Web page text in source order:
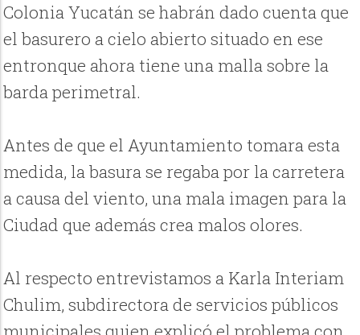
Colonia Yucatán se habrán dado cuenta que
el basurero a cielo abierto situado en ese
entronque ahora tiene una malla sobre la
barda perimetral.
Antes de que el Ayuntamiento tomara esta
medida, la basura se regaba por la carretera
a causa del viento, una mala imagen para la
Ciudad que además crea malos olores.
Al respecto entrevistamos a Karla Interiam
Chulim, subdirectora de servicios públicos